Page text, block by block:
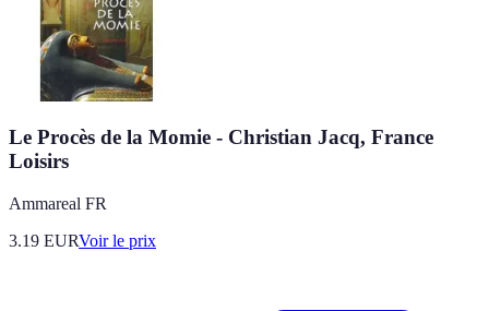
Le Procès de la Momie - Christian Jacq, France
Loisirs
Ammareal FR
3.19 EURVoir le prix